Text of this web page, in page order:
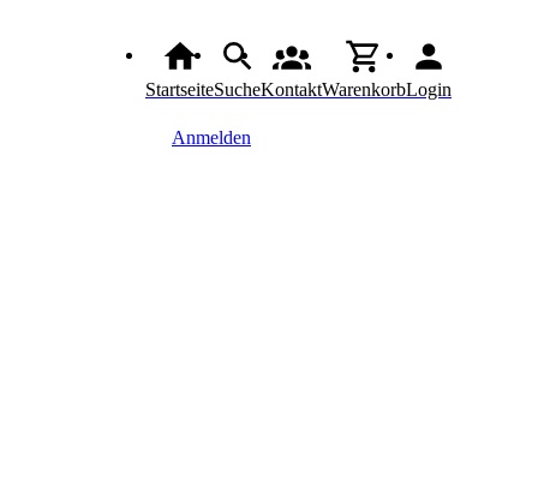
StartseiteSucheKontaktWarenkorbLogin
Anmelden